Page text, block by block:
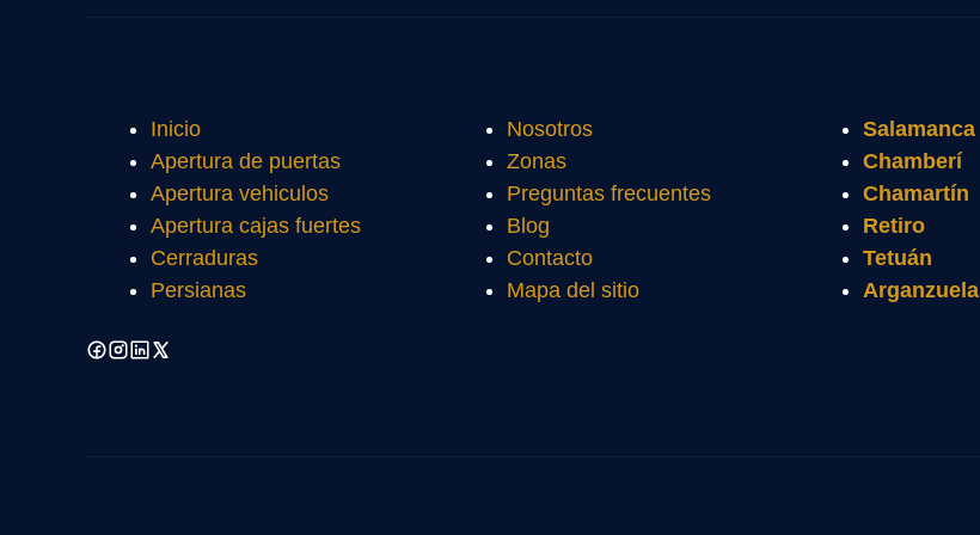
Inicio
Apertura de puertas
Apertura vehiculos
Apertura cajas fuertes
Cerraduras
Persianas
Nosotros
Zonas
Preguntas frecuentes
Blog
Contacto
Mapa del sitio
Salamanca
Chamberí
Chamartín
Retiro
Tetuán
Arganzuela